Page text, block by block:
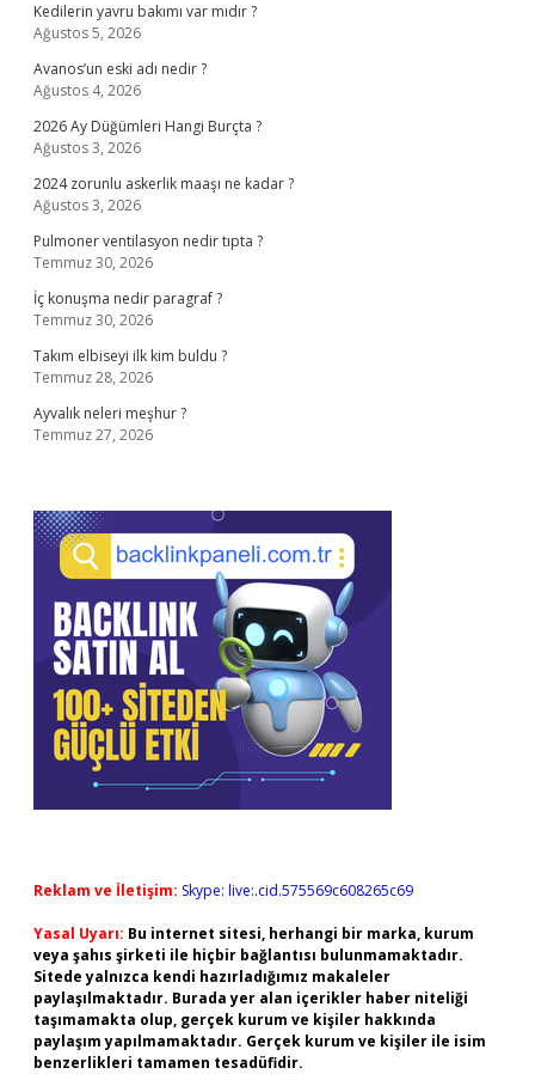
Kedilerin yavru bakımı var mıdır ?
Ağustos 5, 2026
Avanos’un eski adı nedir ?
Ağustos 4, 2026
2026 Ay Düğümleri Hangi Burçta ?
Ağustos 3, 2026
2024 zorunlu askerlik maaşı ne kadar ?
Ağustos 3, 2026
Pulmoner ventilasyon nedir tıpta ?
Temmuz 30, 2026
İç konuşma nedir paragraf ?
Temmuz 30, 2026
Takım elbiseyi ilk kim buldu ?
Temmuz 28, 2026
Ayvalık neleri meşhur ?
Temmuz 27, 2026
Reklam ve İletişim: Skype: live:.cid.575569c608265c69
Yasal Uyarı: Bu internet sitesi, herhangi bir marka, kurum
veya şahıs şirketi ile hiçbir bağlantısı bulunmamaktadır.
Sitede yalnızca kendi hazırladığımız makaleler
paylaşılmaktadır. Burada yer alan içerikler haber niteliği
taşımamakta olup, gerçek kurum ve kişiler hakkında
paylaşım yapılmamaktadır. Gerçek kurum ve kişiler ile isim
benzerlikleri tamamen tesadüfidir.